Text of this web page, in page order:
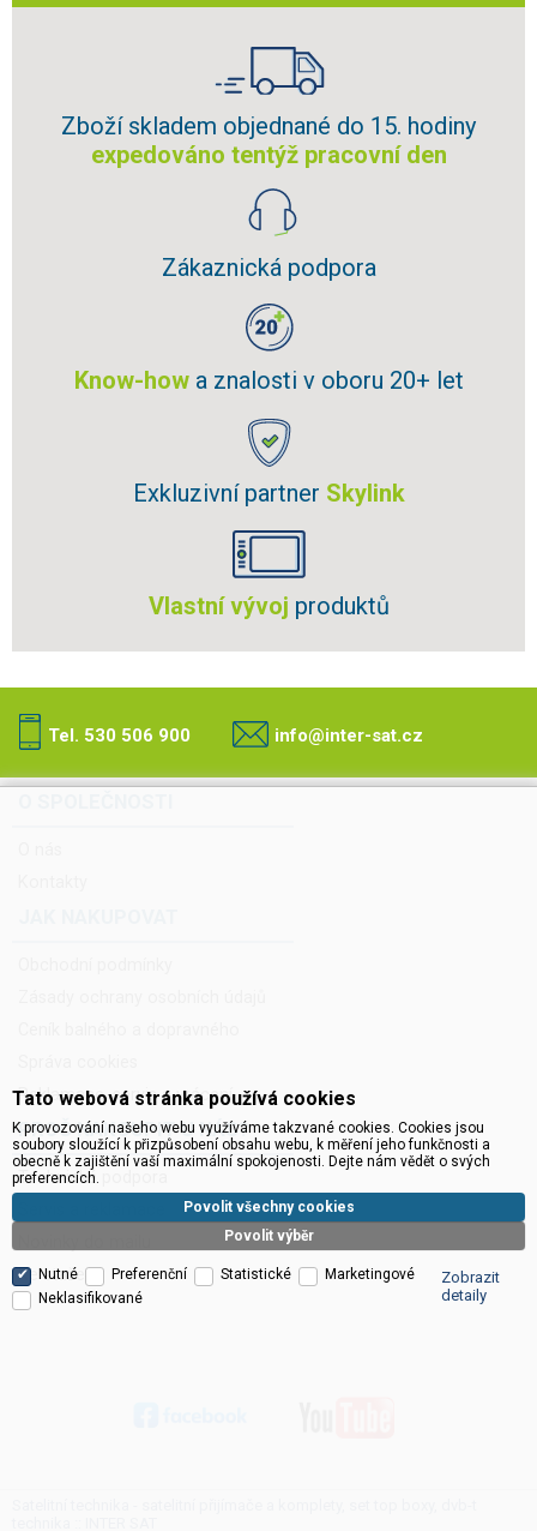
Zboží skladem objednané do 15. hodiny
expedováno tentýž pracovní den
Zákaznická podpora
Know-howa znalosti v oboru 20+ let
Exkluzivní partner Skylink
Vlastní vývoj produktů
Tel. 530 506 900 info@inter-sat.cz
Reklamace, servis a vrácení
PROČ NAKOUPIT U NÁS?
Technická podpora
Ke stažení
Tato webová stránka používá cookies
K provozování našeho webu využíváme takzvané cookies. Cookies jsou
soubory sloužící k přizpůsobení obsahu webu, k měření jeho funkčnosti a
obecně k zajištění vaší maximální spokojenosti. Dejte nám vědět o svých
preferencích.
Povolit výběr
Povolit všechny cookies
Nutné Preferenční Statistické
Marketingové
Neklasifikované
Zobrazit
detaily